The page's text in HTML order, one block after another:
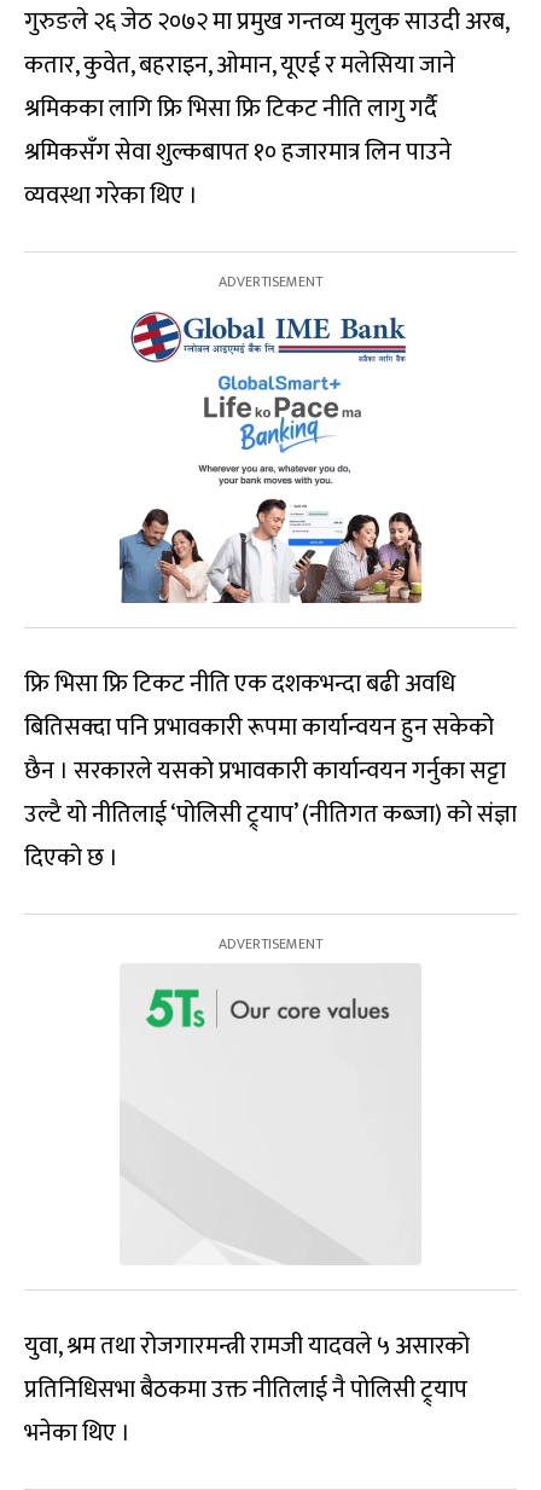
गुरुङले २६ जेठ २०७२ मा प्रमुख गन्तव्य मुलुक साउदी अरब,
कतार, कुवेत, बहराइन, ओमान, यूएई र मलेसिया जाने
श्रमिकका लागि फ्रि भिसा फ्रि टिकट नीति लागु गर्दै
श्रमिकसँग सेवा शुल्कबापत १० हजारमात्र लिन पाउने
व्यवस्था गरेका थिए ।
फ्रि भिसा फ्रि टिकट नीति एक दशकभन्दा बढी अवधि
बितिसक्दा पनि प्रभावकारी रूपमा कार्यान्वयन हुन सकेको
छैन । सरकारले यसको प्रभावकारी कार्यान्वयन गर्नुका सट्टा
उल्टै यो नीतिलाई ‘पोलिसी ट्र्याप’ (नीतिगत कब्जा) को संज्ञा
दिएको छ ।
युवा, श्रम तथा रोजगारमन्त्री रामजी यादवले ५ असारको
प्रतिनिधिसभा बैठकमा उक्त नीतिलाई नै पोलिसी ट्र्याप
भनेका थिए ।